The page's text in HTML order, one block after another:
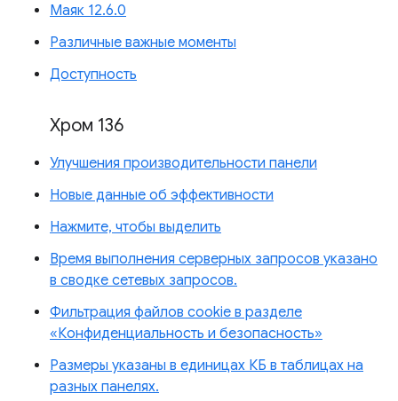
Маяк 12.6.0
Различные важные моменты
Доступность
Хром 136
Улучшения производительности панели
Новые данные об эффективности
Нажмите, чтобы выделить
Время выполнения серверных запросов указано
в сводке сетевых запросов.
Фильтрация файлов cookie в разделе
«Конфиденциальность и безопасность»
Размеры указаны в единицах КБ в таблицах на
разных панелях.